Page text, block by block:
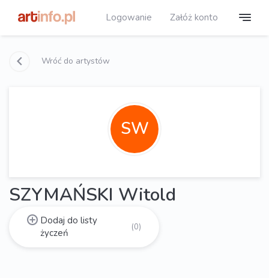
Logowanie Załóż konto
Wróć do artystów
SW
SZYMAŃSKI Witold
Dodaj do listy
życzeń
(0)